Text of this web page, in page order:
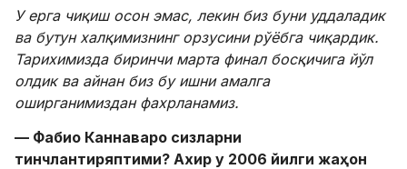
У ерга чиқиш осон эмас, лекин биз буни уддаладик
ва бутун халқимизнинг орзусини рўёбга чиқардик.
Тарихимизда биринчи марта финал босқичига йўл
олдик ва айнан биз бу ишни амалга
оширганимиздан фахрланамиз.
— Фабио Каннаваро сизларни
тинчлантиряптими? Ахир у 2006 йилги жаҳон